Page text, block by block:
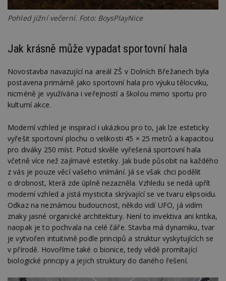
Pohled jižní večerní. Foto: BoysPlayNice
Jak krásně může vypadat sportovní hala
Novostavba navazující na areál ZŠ v Dolních Břežanech byla
postavena primárně jako sportovní hala pro výuku tělocviku,
nicméně je využívána i veřejností a školou mimo sportu pro
kulturní akce.
Moderní vzhled je inspirací i ukázkou pro to, jak lze esteticky
vyřešit sportovní plochu o velikosti 45 × 25 metrů a kapacitou
pro diváky 250 míst. Potud skvěle vyřešená sportovní hala
včetně více než zajímavé estetiky. Jak bude působit na každého
z vás je pouze věcí vašeho vnímání. Já se však chci podělit
o drobnost, která zde úplně nezazněla. Vzhledu se nedá upřít
moderní vzhled a jistá mysticita skrývající se ve tvaru elipsoidu.
Odkaz na neznámou budoucnost, někdo vidí UFO, já vidím
znaky jasné organické architektury. Není to invektiva ani kritika,
naopak je to pochvala na celé čáře. Stavba má dynamiku, tvar
je vytvořen intuitivně podle principů a struktur vyskytujících se
v přírodě. Hovoříme také o bionice, tedy vědě promítající
biologické principy a jejich struktury do daného řešení.